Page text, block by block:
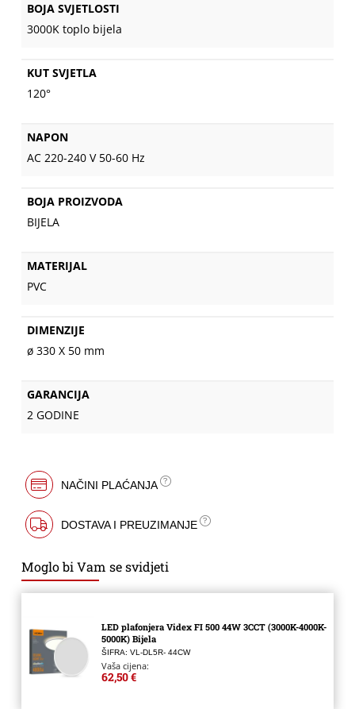
BOJA SVJETLOSTI
3000K toplo bijela
KUT SVJETLA
120°
NAPON
AC 220-240 V 50-60 Hz
BOJA PROIZVODA
BIJELA
MATERIJAL
PVC
DIMENZIJE
ø 330 X 50 mm
GARANCIJA
2 GODINE
NAČINI PLAĆANJA
DOSTAVA I PREUZIMANJE
Moglo bi Vam se svidjeti
LED plafonjera Videx FI 500 44W 3CCT (3000K-4000K-
5000K) Bijela
ŠIFRA: VL-DL5R- 44CW
Vaša cijena:
62,50 €